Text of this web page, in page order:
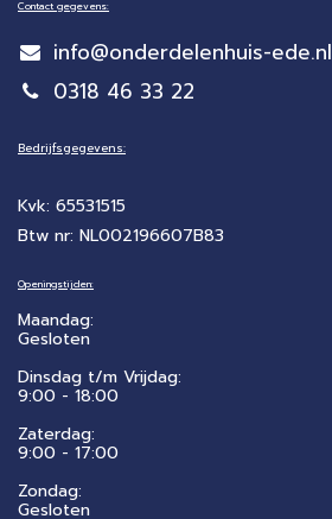
Contact gegevens:
info@onderdelenhuis-ede.nl
0318 46 33 22
Bedrijfsgegevens:
Kvk: 65531515
Btw nr: NL002196607B83
Openingstijden:
Maandag:
Gesloten
Dinsdag t/m Vrijdag:
9:00 - 18:00
Zaterdag:
​9:00 - 17:00
Zondag:
Gesloten